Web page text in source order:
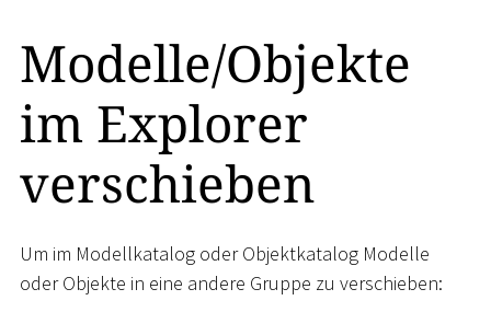
Modelle/Objekte
im Explorer
verschieben
Um im Modellkatalog oder Objektkatalog Modelle
oder Objekte in eine andere Gruppe zu verschieben: